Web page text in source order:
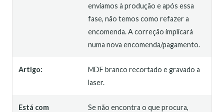
enviamos à produção e após essa
fase, não temos como refazer a
encomenda. A correção implicará
numa nova encomenda/pagamento.
Artigo:
MDF branco recortado e gravado a
laser.
Está com Se não encontra o que procura,